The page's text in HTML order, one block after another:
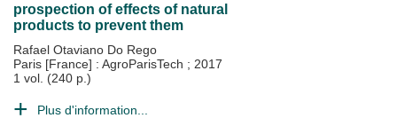
prospection of effects of natural
products to prevent them
Rafael Otaviano Do Rego
Paris [France] : AgroParisTech ; 2017
1 vol. (240 p.)
Plus d'information...